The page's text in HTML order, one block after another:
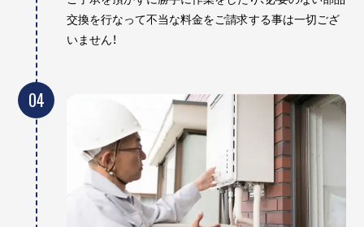
交換を行なって不当な料金をご請求する事は一切ござ
いません！
04